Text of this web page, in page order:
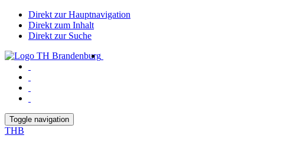
Direkt zur Hauptnavigation
Direkt zum Inhalt
Direkt zur Suche
Toggle navigation
THB